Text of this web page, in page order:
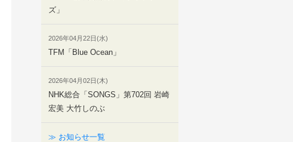
ズ」
2026年04月22日(水)
TFM「Blue Ocean」
2026年04月02日(木)
NHK総合「SONGS」第702回 岩崎
宏美 大竹しのぶ
≫ お知らせ一覧